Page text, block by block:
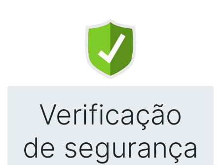
Verificação
de segurança